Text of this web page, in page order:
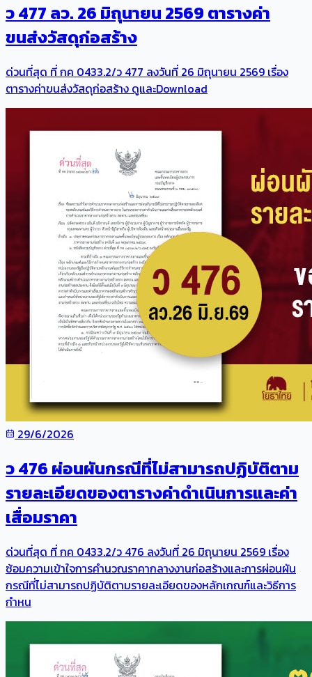
ว 477 ลว. 26 มิถุนายน 2569 ตารางค่า
ขนส่งวัสดุก่อสร้าง
ด่วนที่สุด ที่ กค 0433.2/ว 477 ลงวันที่ 26 มิถุนายน 2569 เรื่อง
ตารางค่าขนส่งวัสดุก่อสร้าง ดูและDownload
29/6/2026
ว 476 ผ่อนผันกรณีที่ไม่สามารถปฏิบัติตาม
รายละเอียดของตารางค่าดำเนินการและค่า
เสื่อมราคา
ด่วนที่สุด ที่ กค 0433.2/ว 476 ลงวันที่ 26 มิถุนายน 2569 เรื่อง
ซ้อมความเข้าใจการคำนวณราคากลางงานก่อสร้างและการผ่อนผัน
กรณีที่ไม่สามารถปฏิบัติตามรายละเอียดของหลักเกณฑ์และวิธีการ
กำหน